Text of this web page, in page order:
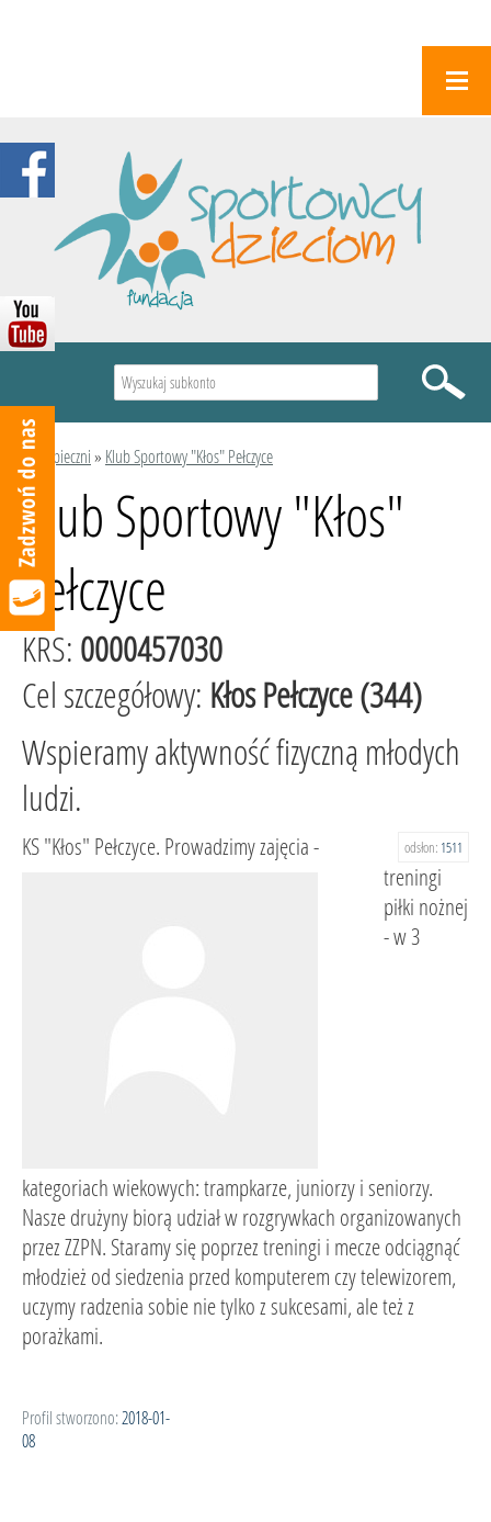
Podopieczni» Klub Sportowy "Kłos" Pełczyce
Klub Sportowy "Kłos"
Pełczyce
KRS: 0000457030
Cel szczegółowy: Kłos Pełczyce (344)
Wspieramy aktywność fizyczną młodych
ludzi.
odsłon: 1511
KS "Kłos" Pełczyce. Prowadzimy zajęcia -
treningi
piłki nożnej
- w 3
kategoriach wiekowych: trampkarze, juniorzy i seniorzy.
Nasze drużyny biorą udział w rozgrywkach organizowanych
przez ZZPN. Staramy się poprzez treningi i mecze odciągnąć
młodzież od siedzenia przed komputerem czy telewizorem,
uczymy radzenia sobie nie tylko z sukcesami, ale też z
porażkami.
Profil stworzono: 2018-01-
08